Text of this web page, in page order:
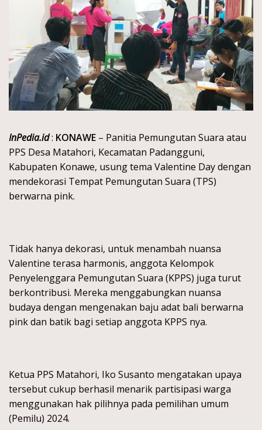
InPedia.id: KONAWE – Panitia Pemungutan Suara atau
PPS Desa Matahori, Kecamatan Padangguni,
Kabupaten Konawe, usung tema Valentine Day dengan
mendekorasi Tempat Pemungutan Suara (TPS)
berwarna pink.
Tidak hanya dekorasi, untuk menambah nuansa
Valentine terasa harmonis, anggota Kelompok
Penyelenggara Pemungutan Suara (KPPS) juga turut
berkontribusi. Mereka menggabungkan nuansa
budaya dengan mengenakan baju adat bali berwarna
pink dan batik bagi setiap anggota KPPS nya.
Ketua PPS Matahori, Iko Susanto mengatakan upaya
tersebut cukup berhasil menarik partisipasi warga
menggunakan hak pilihnya pada pemilihan umum
(Pemilu) 2024.